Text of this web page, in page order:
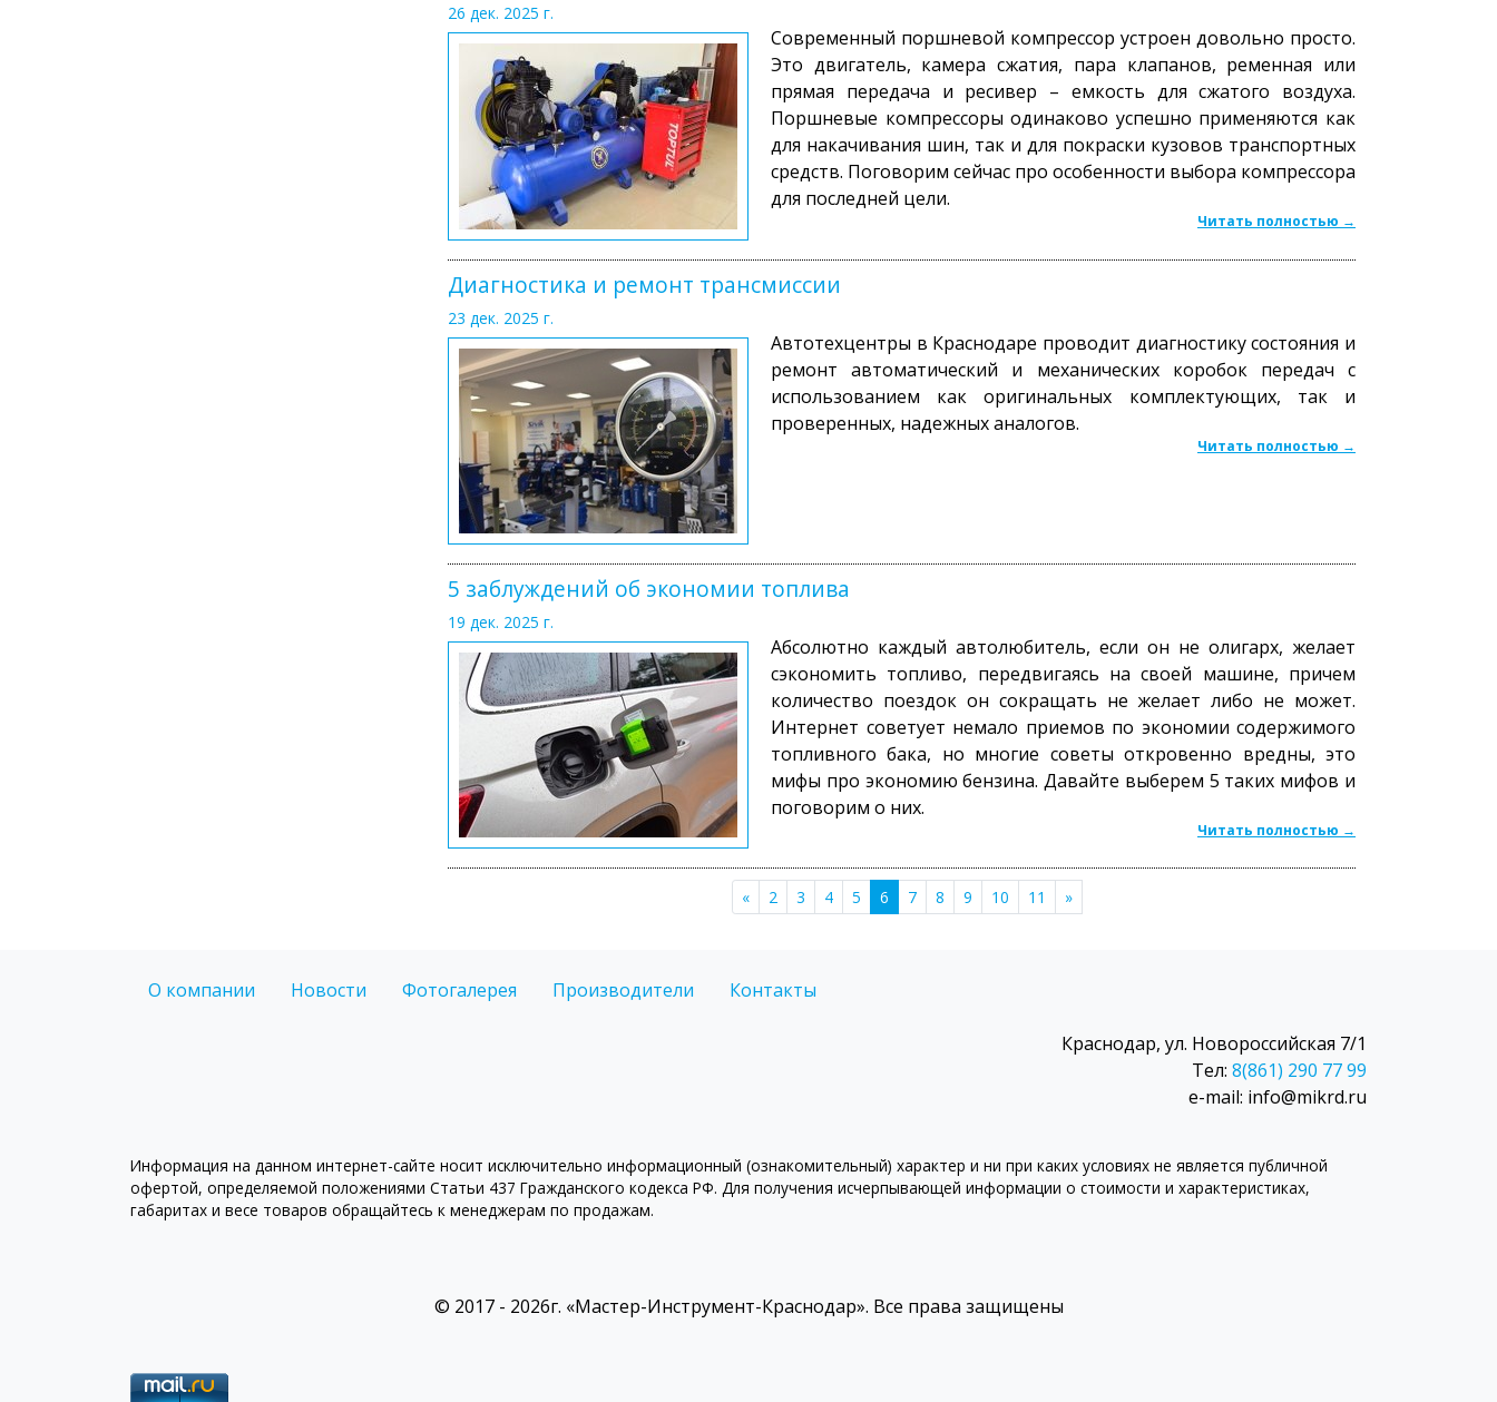
26 дек. 2025 г.
Современный поршневой компрессор устроен довольно просто.
Это двигатель, камера сжатия, пара клапанов, ременная или
прямая передача и ресивер – емкость для сжатого воздуха.
Поршневые компрессоры одинаково успешно применяются как
для накачивания шин, так и для покраски кузовов транспортных
средств. Поговорим сейчас про особенности выбора компрессора
для последней цели.
Читать полностью →
Диагностика и ремонт трансмиссии
23 дек. 2025 г.
Автотехцентры в Краснодаре проводит диагностику состояния и
ремонт автоматический и механических коробок передач с
использованием как оригинальных комплектующих, так и
проверенных, надежных аналогов.
Читать полностью →
5 заблуждений об экономии топлива
19 дек. 2025 г.
Абсолютно каждый автолюбитель, если он не олигарх, желает
сэкономить топливо, передвигаясь на своей машине, причем
количество поездок он сокращать не желает либо не может.
Интернет советует немало приемов по экономии содержимого
топливного бака, но многие советы откровенно вредны, это
мифы про экономию бензина. Давайте выберем 5 таких мифов и
поговорим о них.
Читать полностью →
« 2 3 4 5 6 7 8 9 10 11 »
О компании Новости Фотогалерея Производители Контакты
Краснодар, ул. Новороссийская 7/1
Тел: 8(861) 290 77 99
e-mail: info@mikrd.ru
Информация на данном интернет-сайте носит исключительно информационный (ознакомительный) характер и ни при каких условиях не является публичной
офертой, определяемой положениями Статьи 437 Гражданского кодекса РФ. Для получения исчерпывающей информации о стоимости и характеристиках,
габаритах и весе товаров обращайтесь к менеджерам по продажам.
© 2017 - 2026г. «Мастер-Инструмент-Краснодар». Все права защищены